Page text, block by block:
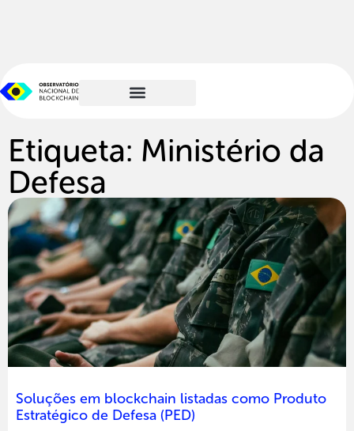
Etiqueta: Ministério da
Defesa
Soluções em blockchain listadas como Produto
Estratégico de Defesa (PED)